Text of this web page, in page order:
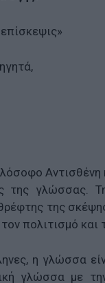
της γλώσσας.
της
πολιτισμό
η γλώσσα
γλώσσα με